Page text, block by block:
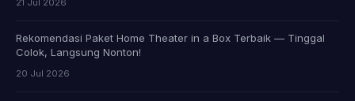
Rekomendasi Paket Home Theater in a Box Terbaik — Tinggal
Colok, Langsung Nonton!
20 Jul 2026